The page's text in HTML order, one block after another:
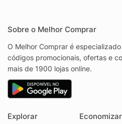
Sobre o Melhor Comprar
O Melhor Comprar é
códigos promocionais, ofertas e
mais de 1900 lojas online.
Explorar Economizar